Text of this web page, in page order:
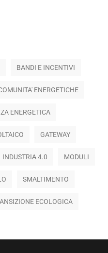
BANDI E INCENTIVI
ENERGETICHE
ENERGETICA
GATEWAY
INDUSTRIA 4.0 MODULI
SMALTIMENTO
ECOLOGICA